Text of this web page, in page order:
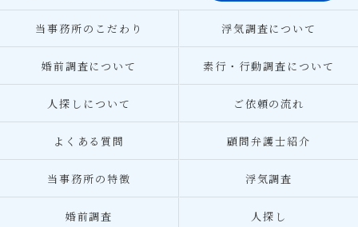
当事務所のこだわり 浮気調査について
婚前調査について 素行・行動調査について
人探しについて ご依頼の流れ
よくある質問 顧問弁護士紹介
当事務所の特徴 浮気調査
婚前調査 人探し